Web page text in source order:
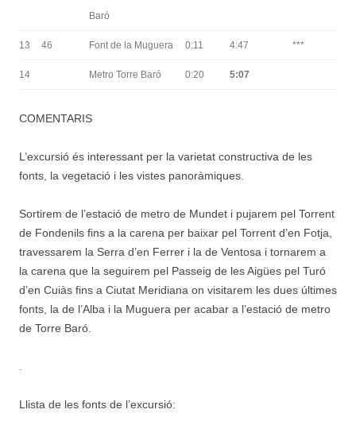
Baró
13 46 Font de la Muguera 0:11 4:47 ***
14 Metro Torre Baró 0:20 5:07
COMENTARIS
L’excursió és interessant per la varietat constructiva de les
fonts, la vegetació i les vistes panoràmiques.
Sortirem de l’estació de metro de Mundet i pujarem pel Torrent
de Fondenils fins a la carena per baixar pel Torrent d’en Fotja,
travessarem la Serra d’en Ferrer i la de Ventosa i tornarem a
la carena que la seguirem pel Passeig de les Aigües pel Turó
d’en Cuiàs fins a Ciutat Meridiana on visitarem les dues últimes
fonts, la de l’Alba i la Muguera per acabar a l’estació de metro
de Torre Baró.
Llista de les fonts de l’excursió: